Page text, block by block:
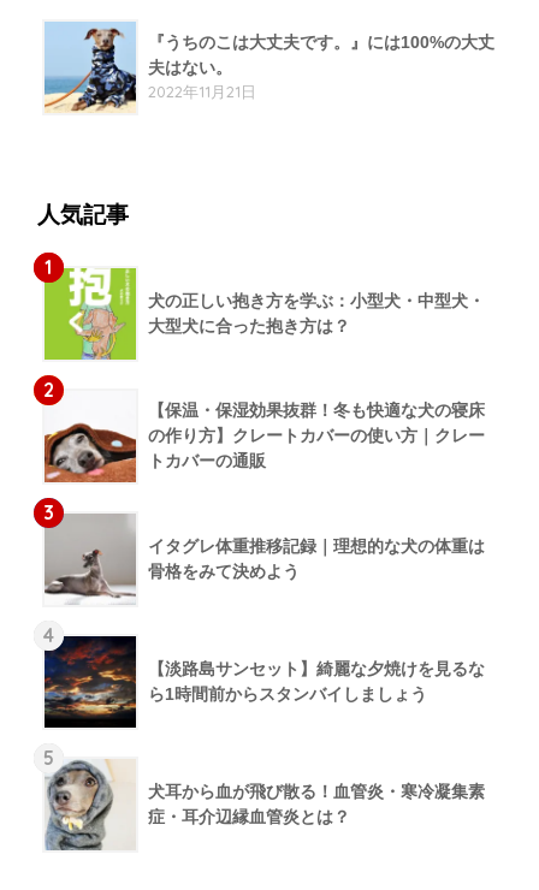
『うちのこは大丈夫です。』には100%の大丈
夫はない。
2022年11月21日
人気記事
1
犬の正しい抱き方を学ぶ：小型犬・中型犬・
大型犬に合った抱き方は？
2
【保温・保湿効果抜群！冬も快適な犬の寝床
の作り方】クレートカバーの使い方｜クレー
トカバーの通販
3
イタグレ体重推移記録｜理想的な犬の体重は
骨格をみて決めよう
4
【淡路島サンセット】綺麗な夕焼けを見るな
ら1時間前からスタンバイしましょう
5
犬耳から血が飛び散る！血管炎・寒冷凝集素
症・耳介辺縁血管炎とは？